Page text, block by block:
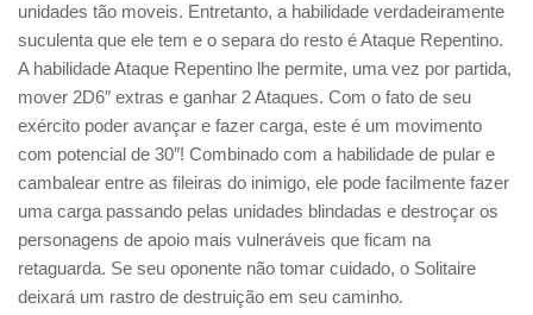
unidades tão moveis. Entretanto, a habilidade verdadeiramente
suculenta que ele tem e o separa do resto é Ataque Repentino.
A habilidade Ataque Repentino lhe permite, uma vez por partida,
mover 2D6″ extras e ganhar 2 Ataques. Com o fato de seu
exército poder avançar e fazer carga, este é um movimento
com potencial de 30″! Combinado com a habilidade de pular e
cambalear entre as fileiras do inimigo, ele pode facilmente fazer
uma carga passando pelas unidades blindadas e destroçar os
personagens de apoio mais vulneráveis que ficam na
retaguarda. Se seu oponente não tomar cuidado, o Solitaire
deixará um rastro de destruição em seu caminho.